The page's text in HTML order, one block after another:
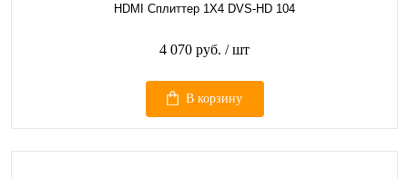
HDMI Сплиттер 1Х4 DVS-HD 104
4 070 руб. / шт
В корзину